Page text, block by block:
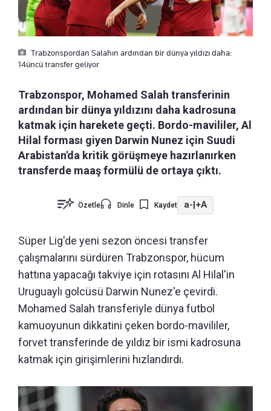
Trabzonspordan Salahın ardından bir dünya yıldızı daha:
14üncü transfer geliyor
Trabzonspor, Mohamed Salah transferinin
ardından bir dünya yıldızını daha kadrosuna
katmak için harekete geçti. Bordo-mavililer, Al
Hilal forması giyen Darwin Nunez için Suudi
Arabistan'da kritik görüşmeye hazırlanırken
transferde maaş formülü de ortaya çıktı.
Özetle Dinle Kaydet a- +A
Süper Lig'de yeni sezon öncesi transfer
çalışmalarını sürdüren Trabzonspor, hücum
hattına yapacağı takviye için rotasını Al Hilal'in
Uruguaylı golcüsü Darwin Nunez'e çevirdi.
Mohamed Salah transferiyle dünya futbol
kamuoyunun dikkatini çeken bordo-mavililer,
forvet transferinde de yıldız bir ismi kadrosuna
katmak için girişimlerini hızlandırdı.